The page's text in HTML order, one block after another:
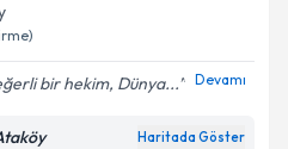
bir hekim, Dünya... Devamı
Haritada Göster